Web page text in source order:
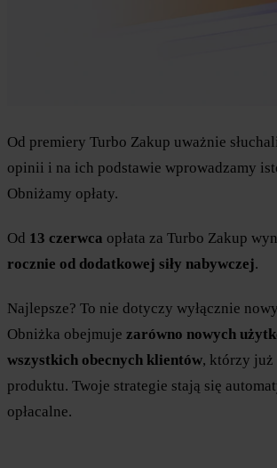
Od premiery Turbo Zakup uważnie
opinii i na ich podstawie wprowadzamy
Obniżamy opłaty.
Od 13 czerwca opłata za Turbo Zakup
rocznie od dodatkowej siły nabywczej.
Najlepsze? To nie dotyczy wyłącznie
Obniżka obejmuje zarówno nowych
wszystkich obecnych klientów, którzy już
produktu. Twoje strategie stają się
opłacalne.